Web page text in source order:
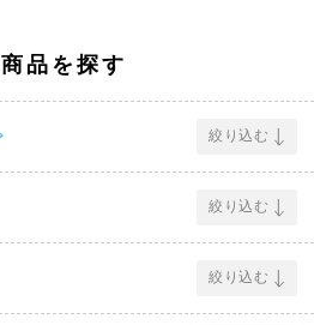
商品を探す
絞り込む
絞り込む
絞り込む